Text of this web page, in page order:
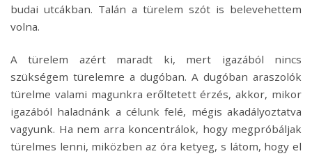
budai utcákban. Talán a türelem szót is belevehettem
volna.
A türelem azért maradt ki, mert igazából nincs
szükségem türelemre a dugóban. A dugóban araszolók
türelme valami magunkra erőltetett érzés, akkor, mikor
igazából haladnánk a célunk felé, mégis akadályoztatva
vagyunk. Ha nem arra koncentrálok, hogy megpróbáljak
türelmes lenni, miközben az óra ketyeg, s látom, hogy el